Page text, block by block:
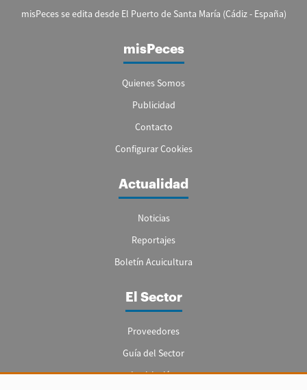
misPeces se edita desde El Puerto de Santa María (Cádiz - España)
misPeces
Quienes Somos
Publicidad
Contacto
Configurar Cookies
Actualidad
Noticias
Reportajes
Boletín Acuicultura
El Sector
Proveedores
Guía del Sector
Legislación